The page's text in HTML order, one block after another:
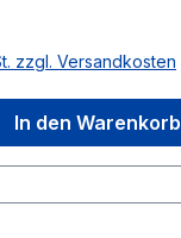
zzgl. Versandkosten
In den Warenkorb